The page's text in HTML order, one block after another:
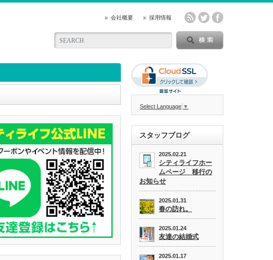
会社概要 採用情報
Select Language ▼
スタッフブログ
2025.02.21
シティライフホー
ムページ 移行の
お知らせ
2025.01.31
春の訪れ。
2025.01.24
友達の結婚式
2025.01.17